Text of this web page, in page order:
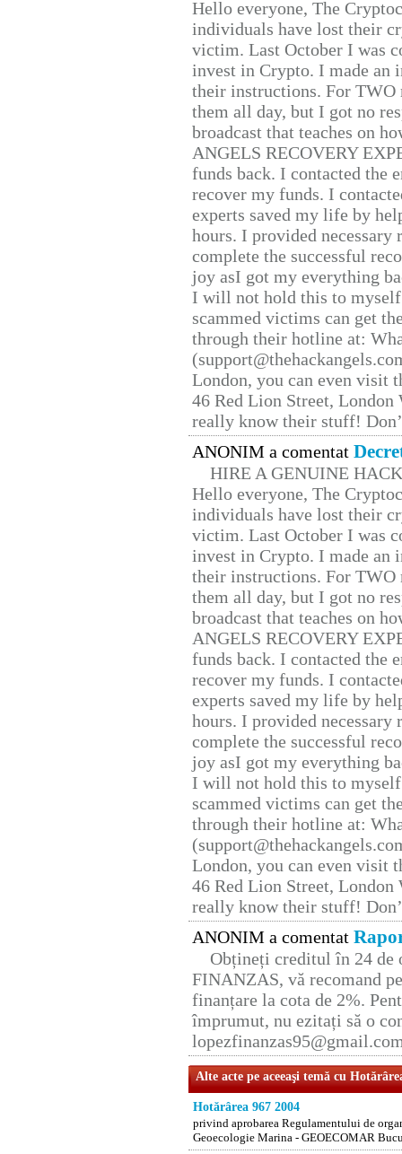
Hello everyone, The
individuals have lost their
victim. Last October I was
invest in Crypto. I made
their instructions. For TWO
them all day, but I got no
broadcast that teaches on
ANGELS RECOVERY
funds back. I contacted the
recover my funds. I
experts saved my life by
hours. I provided
complete the successful
joy asI got my everything
I will not hold this to
scammed victims can get
through their hotline at:
London, you can even visit
46 Red Lion Street, London
really know their stuff!
ANONIM a comentat
HIRE A GENUINE
Hello everyone, The
individuals have lost their
victim. Last October I was
invest in Crypto. I made
their instructions. For TWO
them all day, but I got no
broadcast that teaches on
ANGELS RECOVERY
funds back. I contacted the
recover my funds. I
experts saved my life by
hours. I provided
complete the successful
joy asI got my everything
I will not hold this to
scammed victims can get
through their hotline at:
London, you can even visit
46 Red Lion Street, London
really know their stuff!
ANONIM a comentat
Obțineți creditul în 24 de
FINANZAS, vă recomand
finanțare la cota de 2%.
împrumut, nu ezitați să o
Alte acte pe aceeaşi temă cu
Hotărârea 967 2004
privind aprobarea Regulamentului de
Geoecologie Marina - GEOECOMAR